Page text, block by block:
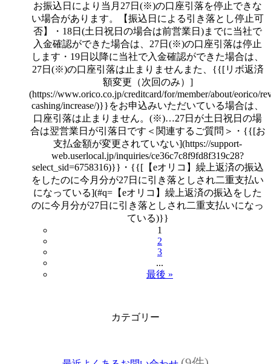
お振込日により当月27日(※)の口座引落を停止できな
い場合があります。【振込日による引き落とし停止可
否】・18日(土日祝日の場合は前営業日)までに当社で
入金確認ができた場合は、27日(※)の口座引落は停止
します・19日以降に当社で入金確認ができた場合は、
27日(※)の口座引落は止まりませんまた、{{[リボ返済
額変更（次回のみ）]
(https://www.orico.co.jp/creditcard/for/member/about/eorico/
cashing/increase/)}}をお申込みいただいている場合は、
口座引落は止まりません。(※)…27日が土日祝日の場
合は翌営業日が引落日です＜関連するご質問＞・{{[お
支払金額が変更されていない](https://support-
web.userlocal.jp/inquiries/ce36c7c8f9fd8f319c28?
select_sid=6758316)}}・{{[【eオリコ】繰上返済の振込
をしたのに今月分が27日に引き落としされ二重支払い
になっている](#q=【eオリコ】繰上返済の振込をした
のに今月分が27日に引き落としされ二重支払いになっ
ている)}}
1
2
3
...
最後 »
カテゴリー